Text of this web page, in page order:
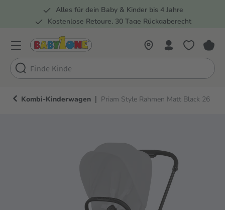
Zur Hauptnavigation springen
Alles für dein Baby & Kinder bis 4 Jahre
Kostenlose Retoure, 30 Tage Rückgaberecht
Kombi-Kinderwagen | Priam Style Rahmen Matt Black 26